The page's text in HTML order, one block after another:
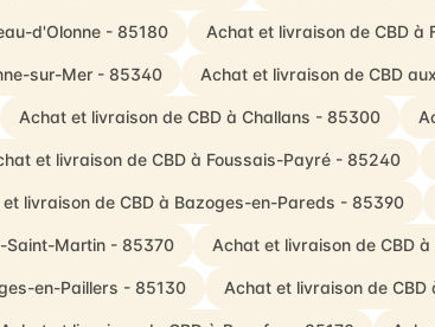
d'Olonne - 85180 Achat et livraison de CBD à
sur-Mer - 85340 Achat et livraison de CBD
Achat et livraison de CBD à Challans - 85300
et livraison de CBD à Foussais-Payré - 85240
livraison de CBD à Bazoges-en-Pareds - 85390
Saint-Martin - 85370 Achat et livraison de CBD
en-Paillers - 85130 Achat et livraison de